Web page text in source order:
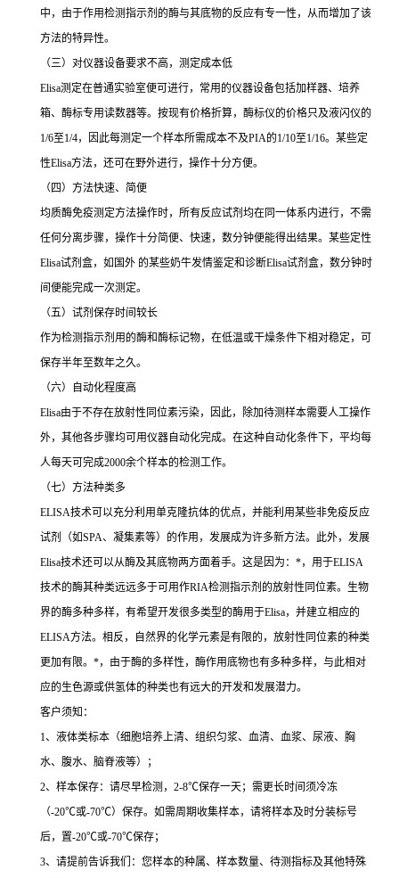
中，由于作用检测指示剂的酶与其底物的反应有专一性，从而增加了该
方法的特异性。
（三）对仪器设备要求不高，测定成本低
Elisa测定在普通实验室便可进行，常用的仪器设备包括加样器、培养
箱、酶标专用读数器等。按现有价格折算，酶标仪的价格只及液闪仪的
1/6至1/4，因此每测定一个样本所需成本不及PIA的1/10至1/16。某些定
性Elisa方法，还可在野外进行，操作十分方便。
（四）方法快速、简便
均质酶免疫测定方法操作时，所有反应试剂均在同一体系内进行，不需
任何分离步骤，操作十分简便、快速，数分钟便能得出结果。某些定性
Elisa试剂盒，如国外 的某些奶牛发情鉴定和诊断Elisa试剂盒，数分钟时
间便能完成一次测定。
（五）试剂保存时间较长
作为检测指示剂用的酶和酶标记物，在低温或干燥条件下相对稳定，可
保存半年至数年之久。
（六）自动化程度高
Elisa由于不存在放射性同位素污染，因此，除加待测样本需要人工操作
外，其他各步骤均可用仪器自动化完成。在这种自动化条件下，平均每
人每天可完成2000余个样本的检测工作。
（七）方法种类多
ELISA技术可以充分利用单克隆抗体的优点，并能利用某些非免疫反应
试剂（如SPA、凝集素等）的作用，发展成为许多新方法。此外，发展
Elisa技术还可以从酶及其底物两方面着手。这是因为：*，用于ELISA
技术的酶其种类远远多于可用作RIA检测指示剂的放射性同位素。生物
界的酶多种多样，有希望开发很多类型的酶用于Elisa，并建立相应的
ELISA方法。相反，自然界的化学元素是有限的，放射性同位素的种类
更加有限。*，由于酶的多样性，酶作用底物也有多种多样，与此相对
应的生色源或供氢体的种类也有远大的开发和发展潜力。
客户须知：
1、液体类标本（细胞培养上清、组织匀浆、血清、血浆、尿液、胸
水、腹水、脑脊液等）；
2、样本保存：请尽早检测，2-8℃保存一天；需更长时间须冷冻
（-20℃或-70℃）保存。如需周期收集样本，请将样本及时分装标号
后，置-20℃或-70℃保存；
3、请提前告诉我们：您样本的种属、样本数量、待测指标及其他特殊